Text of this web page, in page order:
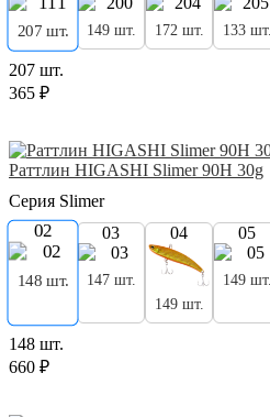
207 шт. 149 шт. 172 шт. 133 шт.
207 шт.
365 ₽
Раттлин HIGASHI Slimer 90H 30g
Серия Slimer
02
148 шт.
03
147 шт.
04
149 шт.
05
149 шт.
148 шт.
660 ₽